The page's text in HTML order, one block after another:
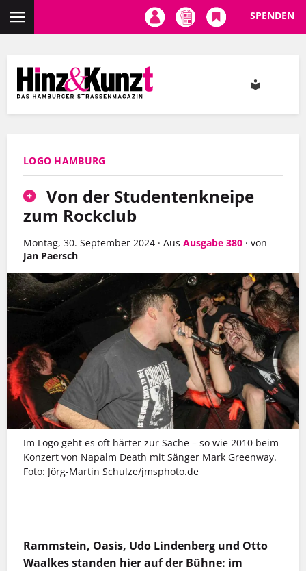
Inhalt
SPENDEN
LOGO HAMBURG
Von der Studentenkneipe
zum Rockclub
Montag, 30. September 2024 · Aus Ausgabe 380 · von
Jan Paersch
Im Logo geht es oft härter zur Sache – so wie 2010 beim
Konzert von Napalm Death mit Sänger Mark Greenway.
Foto: Jörg-Martin Schulze/jmsphoto.de
Rammstein, Oasis, Udo Lindenberg und Otto
Waalkes standen hier auf der Bühne: im